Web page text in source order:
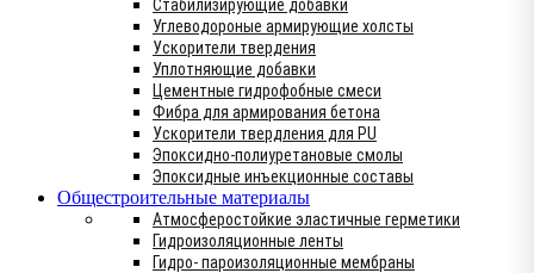
Стабилизирующие добавки
Углеводороные армирующие холсты
Ускорители твердения
Уплотняющие добавки
Цементные гидрофобные смеси
Фибра для армирования бетона
Ускорители твердления для PU
Эпоксидно-полиуретановые смолы
Эпоксидные инъекционные составы
Общестроительные материалы
Атмосферостойкие эластичные герметики
Гидроизоляционные ленты
Гидро- пароизоляционные мембраны